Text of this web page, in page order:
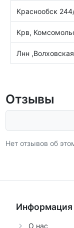
Краснообск
Крв,
Лнн
Отзывы
Нет отзывов об
Информация
О нас